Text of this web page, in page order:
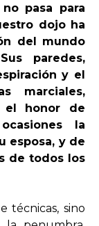
pasa para
dojo ha
del mundo
paredes,
y el
marciales,
el honor de
la
esposa, y de
de todos los
técnicas, sino